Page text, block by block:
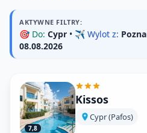
AKTYWNE FILTRY:
🎯 Do: Cypr • ✈️ Wylot z:
08.08.2026
7,8
Kissos
Cypr (Pafos)